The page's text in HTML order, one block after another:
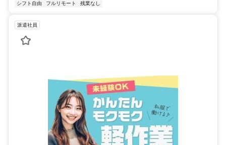
シフト自由 フルリモート 残業なし
派遣社員